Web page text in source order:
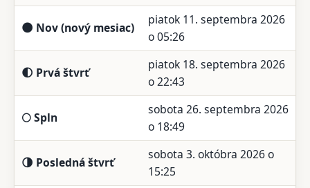
🌑 Nov (nový mesiac)
piatok 11. septembra 2026
o 05:26
🌓 Prvá štvrť
piatok 18. septembra 2026
o 22:43
🌕 Spln
sobota 26. septembra 2026
o 18:49
🌗 Posledná štvrť
sobota 3. októbra 2026 o
15:25